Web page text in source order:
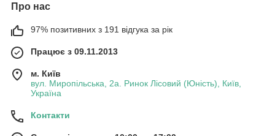
Про нас
97% позитивних з 191 відгука за рік
Працює з 09.11.2013
м. Київ
вул. Миропільська, 2а. Ринок Лісовий (Юність), Київ,
Україна
Контакти